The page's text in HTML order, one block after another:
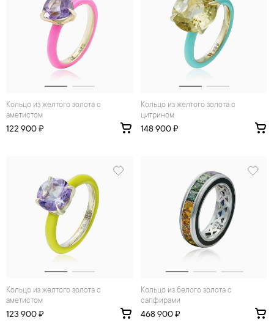
Кольцо из желтого золота с
аметистом
122 900 ₽
Кольцо из желтого золота с
цитрином
148 900 ₽
Кольцо из желтого золота с
аметистом
123 900 ₽
Кольцо из белого золота с
сапфирами
468 900 ₽